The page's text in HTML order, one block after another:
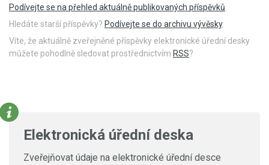
Podívejte se na přehled aktuálně publikovaných příspěvků
Hledáte starší příspěvky? Podívejte se do archivu vývěsky.
Víte, že aktuálně zveřejněné příspěvky elektronické úřední desky
můžete pohodlně sledovat prostřednictvím RSS?
Elektronická úřední deska
Zveřejňovat údaje na elektronické úřední desce